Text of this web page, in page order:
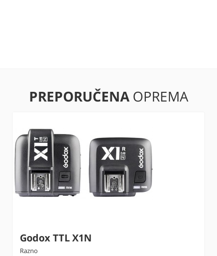
PREPORUČENAOPREMA
Godox TTL X1N
Razno